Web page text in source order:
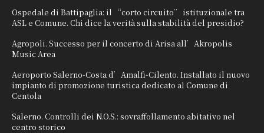
Ospedale di Battipaglia: il “corto circuito” istituzionale tra
ASL e Comune. Chi dice la verità sulla stabilità del presidio?
Agropoli. Successo per il concerto di Arisa all’Akropolis
Music Area
Aeroporto Salerno-Costa d’Amalfi-Cilento. Installato il nuovo
impianto di promozione turistica dedicato al Comune di
Centola
Salerno. Controlli dei N.O.S.: sovraffollamento abitativo nel
centro storico